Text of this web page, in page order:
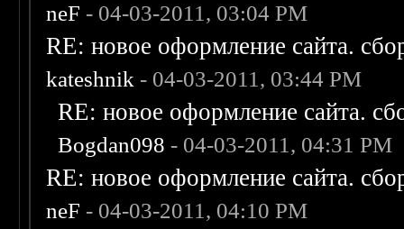
neF - 04-03-2011, 03:04 PM
RE: новое оформление сайта.
kateshnik - 04-03-2011, 03:44 PM
RE: новое оформление сайта.
Bogdan098 - 04-03-2011, 04:31 PM
RE: новое оформление сайта.
neF - 04-03-2011, 04:10 PM